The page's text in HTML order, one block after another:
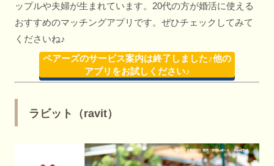
ップルや夫婦が生まれています。20代の方が婚活に使える
おすすめのマッチングアプリです。ぜひチェックしてみて
くださいね♪
ペアーズのサービス案内は終了しました♪他の
アプリをお試しください♪
ラビット（ravit）